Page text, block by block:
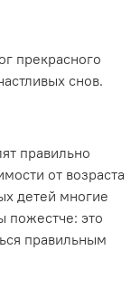
прекрасного
снов.
правильно
от возраста
детей многие
пожестче: это
правильным